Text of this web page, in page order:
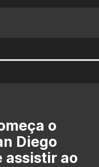
o
Diego
assistir ao